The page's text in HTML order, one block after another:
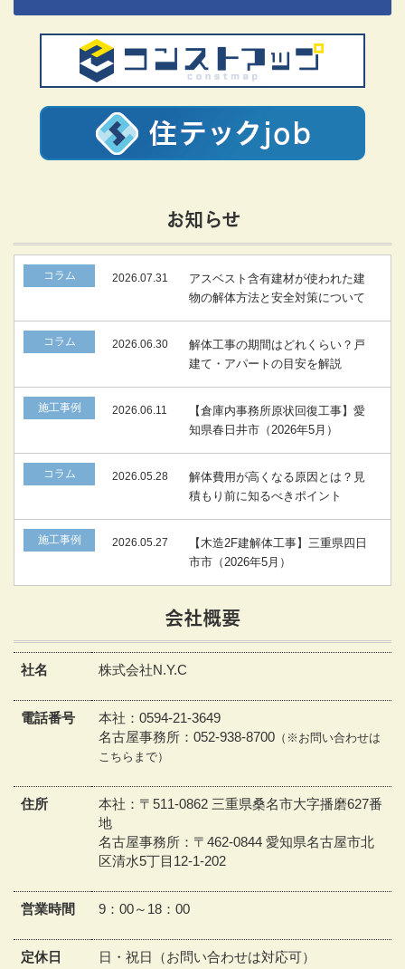
お知らせ
コラム 2026.07.31
アスベスト含有建材が使われた建
物の解体方法と安全対策について
コラム 2026.06.30
解体工事の期間はどれくらい？戸
建て・アパートの目安を解説
施工事例 2026.06.11
【倉庫内事務所原状回復工事】愛
知県春日井市（2026年5月）
コラム 2026.05.28
解体費用が高くなる原因とは？見
積もり前に知るべきポイント
施工事例 2026.05.27
【木造2F建解体工事】三重県四日
市市（2026年5月）
会社概要
社名 株式会社N.Y.C
電話番号
本社：0594-21-3649
名古屋事務所：052-938-8700 （※お問い合わせは
こちらまで）
住所
本社：〒511-0862 三重県桑名市大字播磨627番
地
名古屋事務所：〒462-0844 愛知県名古屋市北
区清水5丁目12-1-202
営業時間 9：00～18：00
定休日 日・祝日（お問い合わせは対応可）